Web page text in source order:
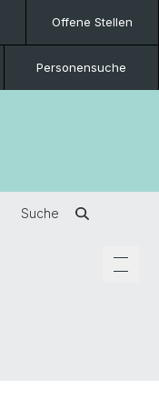
Offene Stellen
Personensuche
Suche